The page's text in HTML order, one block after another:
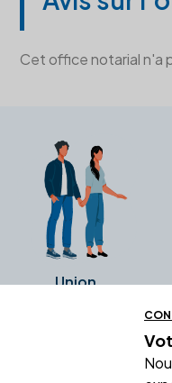
Cet office notarial n'a
Union